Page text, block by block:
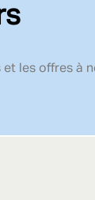
les offres à